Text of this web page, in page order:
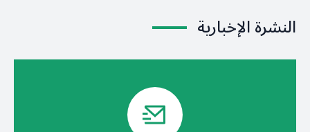
النشرة الإخبارية